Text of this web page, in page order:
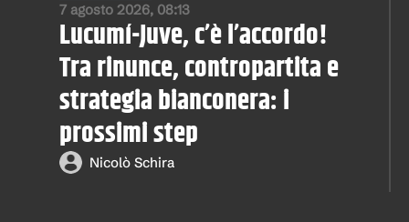
7 agosto 2026, 08:13
Lucumí-Juve, c’è l’accordo!
Tra rinunce, contropartita e
strategia bianconera: i
prossimi step
Nicolò Schira